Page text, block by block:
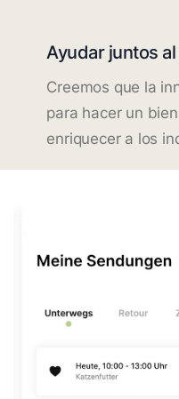
Ayudar juntos
Creemos que la
para hacer un
enriquecer a los